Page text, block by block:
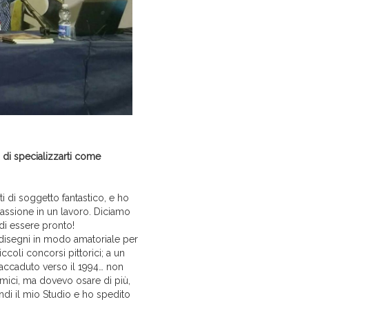
di specializzarti come
di soggetto fantastico, e ho
in un lavoro. Diciamo
essere pronto!
in modo amatoriale per
concorsi pittorici; a un
verso il 1994… non
ma dovevo osare di più,
il mio Studio e ho spedito